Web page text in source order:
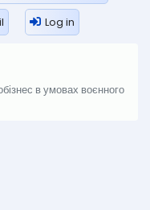
Log in
в умовах воєнного